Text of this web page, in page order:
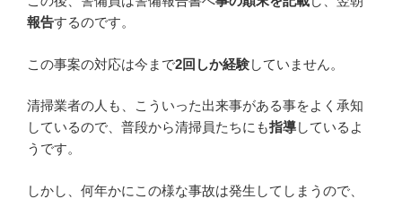
報告するのです。
この事案の対応は今まで2回しか経験していません。
清掃業者の人も、こういった出来事がある事をよく承知
しているので、普段から清掃員たちにも指導しているよ
うです。
しかし、何年かにこの様な事故は発生してしまうので、